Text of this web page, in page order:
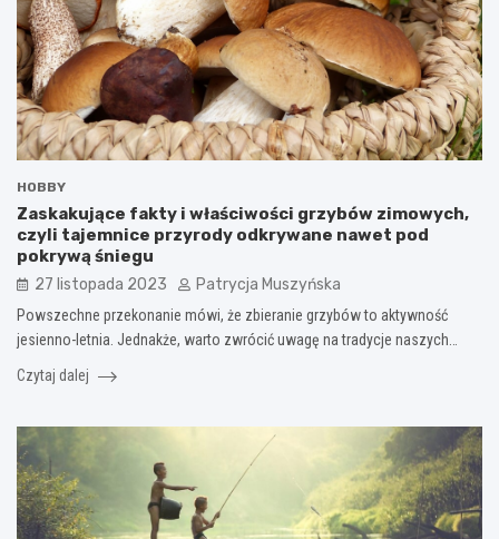
HOBBY
Zaskakujące fakty i właściwości grzybów zimowych,
czyli tajemnice przyrody odkrywane nawet pod
pokrywą śniegu
27 listopada 2023 Patrycja Muszyńska
Powszechne przekonanie mówi, że zbieranie grzybów to aktywność
jesienno-letnia. Jednakże, warto zwrócić uwagę na tradycje naszych…
Czytaj dalej